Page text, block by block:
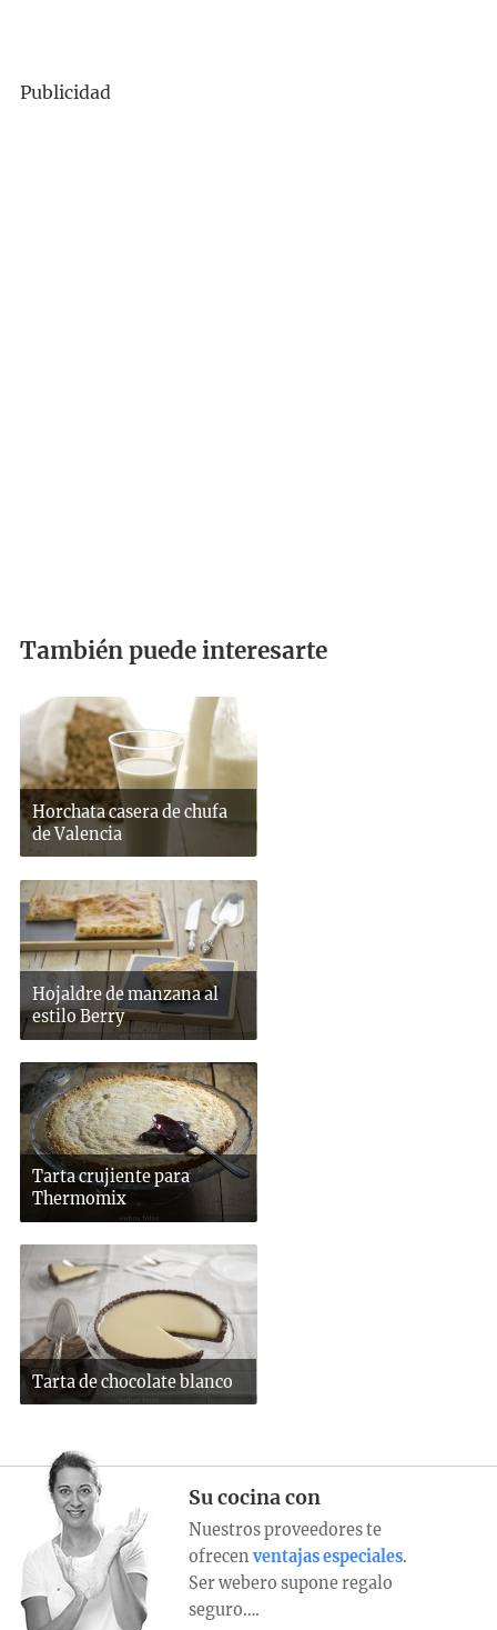
Publicidad
También puede interesarte
Horchata casera de chufa
de Valencia
Hojaldre de manzana al
estilo Berry
Tarta crujiente para
Thermomix
Tarta de chocolate blanco
Su cocina con
Nuestros proveedores te
ofrecen ventajas especiales.
Ser webero supone regalo
seguro….